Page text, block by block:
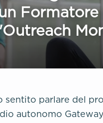
Formatore
sentito parlare del
autonomo Gateway